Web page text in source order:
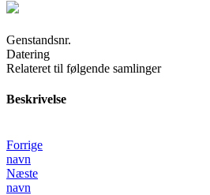
Genstandsnr.
Datering
Relateret til følgende samlinger
Beskrivelse
Forrige
navn
Næste
navn